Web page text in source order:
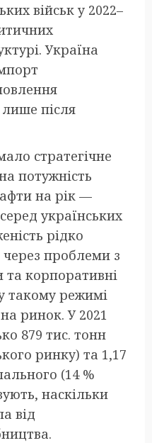
військ у 2022–
Україна
після
стратегічне
потужність
на рік —
українських
рідко
проблеми з
корпоративні
такому режимі
ринок. У 2021
879 тис. тонн
ринку) та 1,17
(14 %
наскільки
від